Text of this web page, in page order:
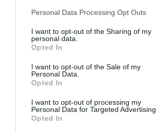
Personal Data Processing Opt Outs
I want to opt-out of the Sharing of my
personal data.
Opted In
I want to opt-out of the Sale of my
Personal Data.
Opted In
I want to opt-out of processing my
Personal Data for Targeted Advertising.
Opted In